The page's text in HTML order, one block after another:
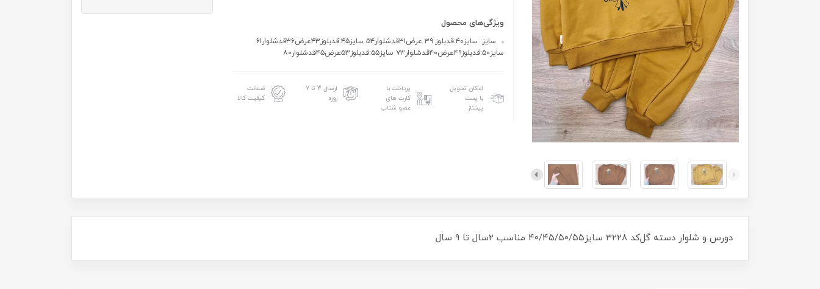
ویژگی‌های محصول
سایز: سایز۴۰:قدبلوز ۳۹ عرض۳۱قدشلوار۵۴ سایز۴۵:قدبلوز۴۳عرض۳۶قدشلوار۶۱
سایز۵۰:قدبلوز۴۹عرض۴۰قدشلوار۷۳ سایز۵۵:قدبلوز۵۳عرض۴۵قدشلوار۸۰
امکان تحویل
با پست
پیشتاز
پرداخت با
کارت های
عضو شتاب
ارسال 3 تا 7
روزه
ضمانت
کیفیت کالا
دورس و شلوار دسته گل‌کد ۳۲۲۸ سایز۴۰/۴۵/۵۰/۵۵ مناسب ۲سال تا ۹ سال